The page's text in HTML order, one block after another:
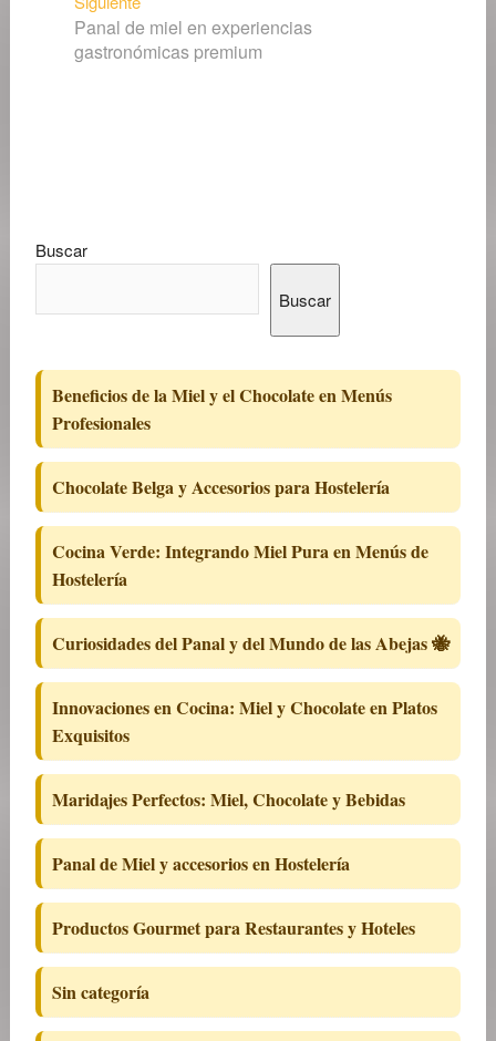
entrada:
Panal de miel en experiencias
gastronómicas premium
Buscar
Buscar
Beneficios de la Miel y el Chocolate en Menús
Profesionales
Chocolate Belga y Accesorios para Hostelería
Cocina Verde: Integrando Miel Pura en Menús de
Hostelería
Curiosidades del Panal y del Mundo de las Abejas 🐝
Innovaciones en Cocina: Miel y Chocolate en Platos
Exquisitos
Maridajes Perfectos: Miel, Chocolate y Bebidas
Panal de Miel y accesorios en Hostelería
Productos Gourmet para Restaurantes y Hoteles
Sin categoría